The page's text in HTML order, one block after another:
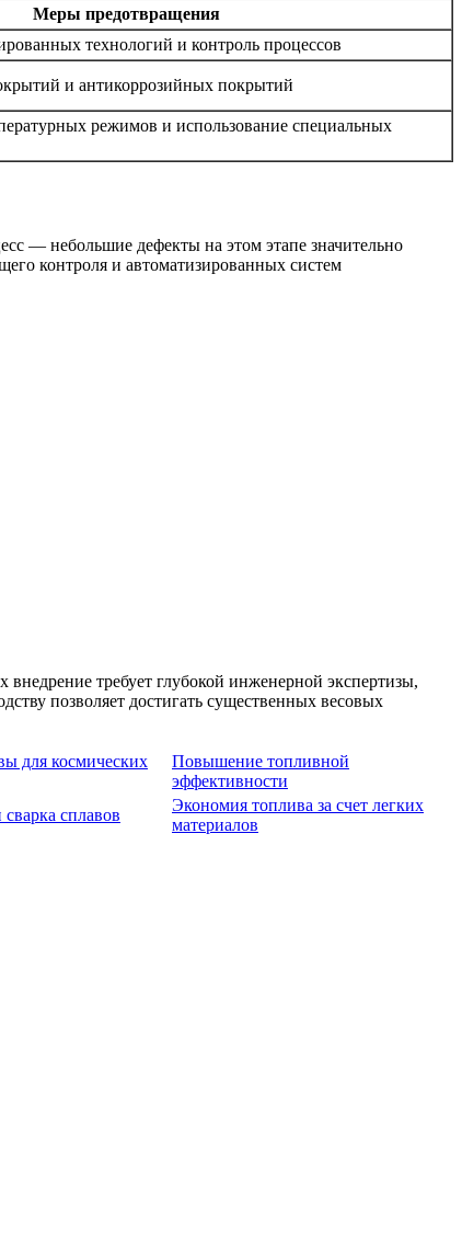
Меры предотвращения
технологий и контроль процессов
и антикоррозийных покрытий
режимов и использование специальных
— небольшие дефекты на этом этапе значительно
контроля и автоматизированных систем
требует глубокой инженерной экспертизы,
позволяет достигать существенных весовых
для космических
Повышение топливной
эффективности
сплавов
Экономия топлива за счет легких
материалов